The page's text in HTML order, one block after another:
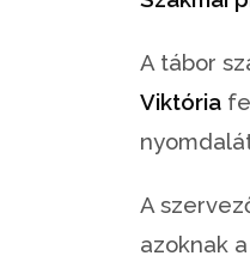
A tábor
Viktória
A
azoknak